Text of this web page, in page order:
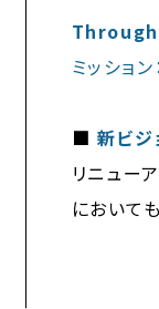
ミッショ
■ 新ビジ
リニュー
において